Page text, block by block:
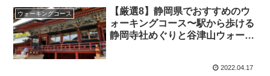
ウォーキングコース
【厳選8】静岡県でおすすめのウ
ォーキングコース〜駅から歩ける
静岡寺社めぐりと谷津山ウォー
2022.04.17